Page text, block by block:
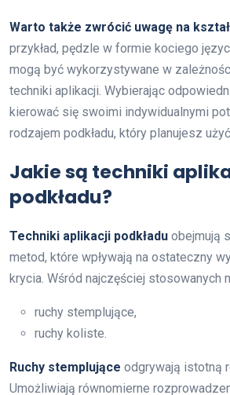
Warto także zwrócić uwagę na
przykład, pędzle w formie kociego
mogą być wykorzystywane w
techniki aplikacji. Wybierając
kierować się swoimi indywidualnymi
rodzajem podkładu, który planujesz
Jakie są techniki
podkładu?
Techniki aplikacji podkładu obejmują
metod, które wpływają na ostateczny
krycia. Wśród najczęściej stosowanych
ruchy stemplujące,
ruchy koliste.
Ruchy stemplujące odgrywają istotną
Umożliwiają równomierne